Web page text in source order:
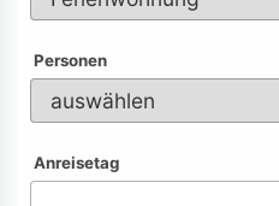
Personen
Anreisetag